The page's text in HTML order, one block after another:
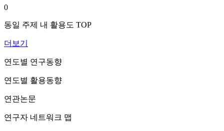
0
동일 주제 내 활용도 TOP
더보기
연도별 연구동향
연도별 활용동향
연관논문
연구자 네트워크 맵